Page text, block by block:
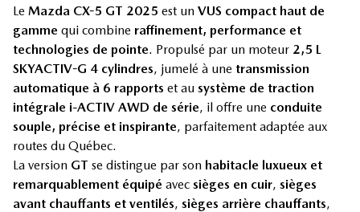
Le Mazda CX-5 GT 2025 est un VUS compact haut de
gamme qui combine raffinement, performance et
technologies de pointe. Propulsé par un moteur 2,5 L
SKYACTIV-G 4 cylindres, jumelé à une transmission
automatique à 6 rapports et au système de traction
intégrale i-ACTIV AWD de série, il offre une conduite
souple, précise et inspirante, parfaitement adaptée aux
routes du Québec.
La version GT se distingue par son habitacle luxueux et
remarquablement équipé avec sièges en cuir, sièges
avant chauffants et ventilés, sièges arrière chauffants,